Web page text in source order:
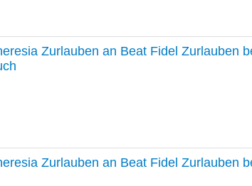
Zurlauben an Beat Fidel Zurlauben
Zurlauben an Beat Fidel Zurlauben